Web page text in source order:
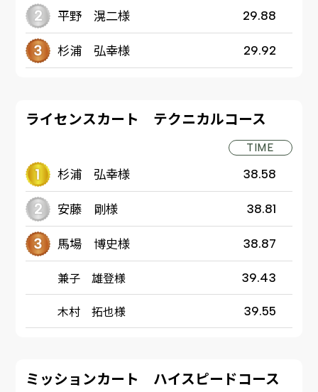
平野 滉二様 29.88
杉浦 弘幸様 29.92
ライセンスカート テクニカルコース
TIME
杉浦 弘幸様 38.58
安藤 剛様 38.81
馬場 博史様 38.87
兼子 雄登様 39.43
木村 拓也様 39.55
ミッションカート ハイスピードコース